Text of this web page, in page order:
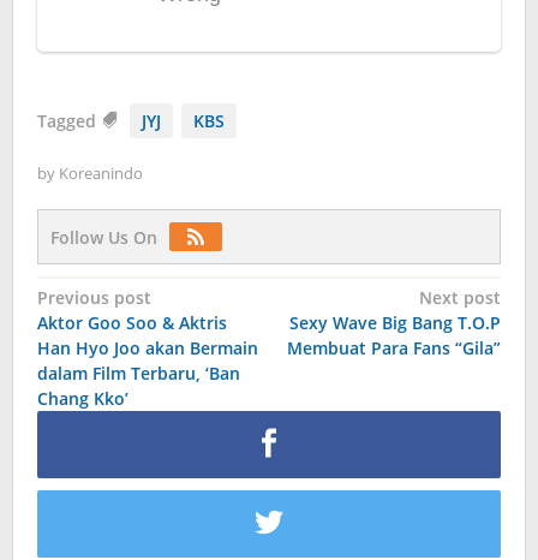
Tagged JYJ KBS
by Koreanindo
Follow Us On
Post
navigation
Previous post
Aktor Goo Soo & Aktris
Han Hyo Joo akan Bermain
dalam Film Terbaru, ‘Ban
Chang Kko’
Next post
Sexy Wave Big Bang T.O.P
Membuat Para Fans “Gila”